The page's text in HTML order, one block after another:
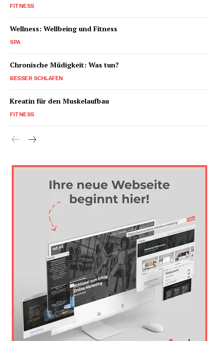
FITNESS
Wellness: Wellbeing und Fitness
SPA
Chronische Müdigkeit: Was tun?
BESSER SCHLAFEN
Kreatin für den Muskelaufbau
FITNESS